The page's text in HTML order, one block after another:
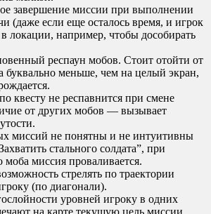
завершение миссии при выполнении
(даже если еще осталось время, и игрок
в локации, например, чтобы дособирать
респаун мобов. Стоит отойти от
буквально меньше, чем на целый экран,
квесту не респавнится при смене
от других мобов — вызывает
миссий не понятны и не интуитивны
стального солдата”, при
моба миссия проваливается.
стрелять по траектории
(по диагонали).
уровней игроку в одних
на карте текущую цель миссии